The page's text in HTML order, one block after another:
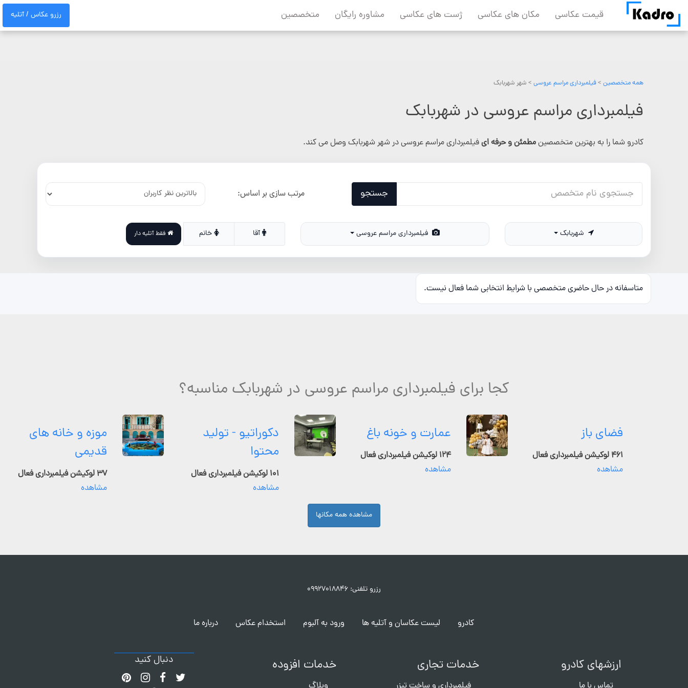
content
قیمت عکاسی مکان های عکاسی ژست های عکاسی مشاوره رایگان متخصصین رزرو عکاس / آتلیه
همه متخصصین >فیلمبرداری مراسم عروسی > شهر شهربابک
فیلمبرداری مراسم عروسی در شهربابک
کادرو شما را به بهترین متخصصینمطمئن و حرفه ایفیلمبرداری مراسم عروسی در شهر شهربابک وصل می کند.
جستجو مرتب سازی بر اساس:
فیلمبرداری مراسم عروسی آقا خانم فقط آتلیه دار
متاسفانه در حال حاضری متخصصی با شرایط انتخابی شما فعال نیست.
کجا برای فیلمبرداری مراسم عروسی در شهربابک مناسبه؟
فضای باز
۴۶۱ لوکیشن فیلمبرداری فعال
مشاهده
عمارت و خونه باغ
۱۲۴ لوکیشن فیلمبرداری فعال
مشاهده
دکوراتیو - تولید
محتوا
۱۰۱ لوکیشن فیلمبرداری فعال
مشاهده
موزه و خانه های
قدیمی
۳۷ لوکیشن فیلمبرداری فعال
مشاهده
مشاهده همه مکانها
رزرو تلفنی: ۰۹۹۲۷۰۱۸۸۴۶
کادرو لیست عکاسان و آتلیه ها ورود به آلبوم استخدام عکاس درباره ما
ارزشهای کادرو خدمات تجاری خدمات افزوده دنبال کنید